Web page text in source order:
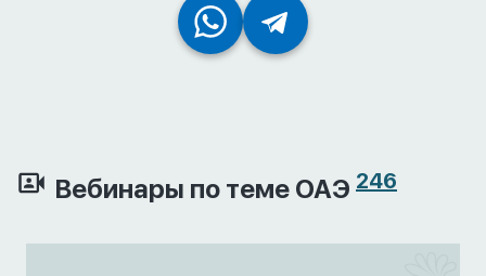
Вебинары по теме ОАЭ 246